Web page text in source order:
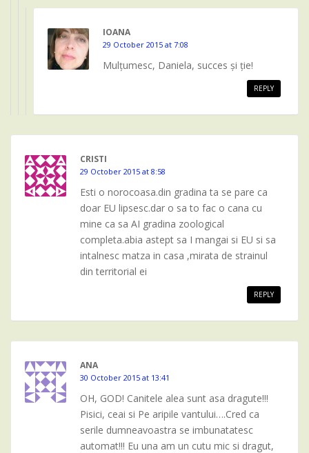
IOANA
29 October 2015 at 7:08
Mulțumesc, Daniela, succes și ție!
REPLY
CRISTI
29 October 2015 at 8:58
Esti o norocoasa.din gradina ta se pare ca
doar EU lipsesc.dar o sa to fac o cana cu
mine ca sa AI gradina zoological
completa.abia astept sa I mangai si EU si sa
intalnesc matza in casa ,mirata de strainul
din territorial ei
REPLY
ANA
30 October 2015 at 13:41
OH, GOD! Canitele alea sunt asa dragute!!!
Pisici, ceai si Pe aripile vantului….Cred ca
serile dumneavoastra se imbunatatesc
automat!!! Eu una am un cutu mic si dragut,